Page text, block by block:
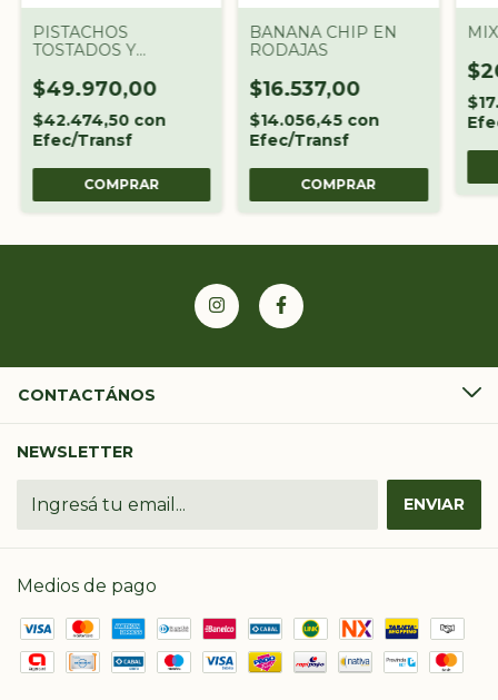
PISTACHOS
TOSTADOS Y
$49.970,00
$42.474,50 con
Efec/Transf
COMPRAR
BANANA CHIP EN
RODAJAS
$16.537,00
$14.056,45 con
Efec/Transf
COMPRAR
CONTACTÁNOS
NEWSLETTER
Medios de pago